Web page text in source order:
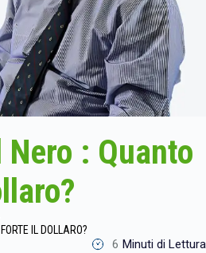
: Quanto
IL DOLLARO?
6 Minuti di Lettura